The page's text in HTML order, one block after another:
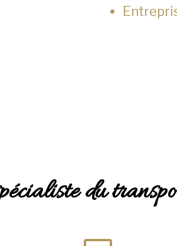
du